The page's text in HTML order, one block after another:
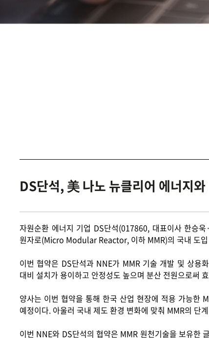
DS단석, 美 나노 뉴클리어 에너지
자원순환 에너지 기업 DS단석(017860, 대표이사 한승욱·
원자로(Micro Modular Reactor, 이하 MMR)의 국내 도
이번 협약은 DS단석과NNE가 MMR 기술 개발 및 상용
대비 설치가 용이하고 안정성도 높으며 분산 전원으로써
양사는 이번 협약을 통해 한국 산업 현장에 적용 가능한
예정이다. 아울러 국내 제도 환경 변화에 맞춰 MMR의 단
이번 NNE와 DS단석의 협약은 MMR 원천기술을 보유한